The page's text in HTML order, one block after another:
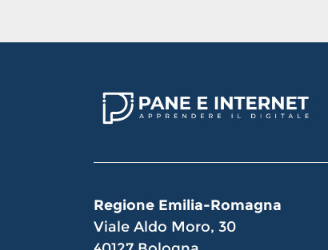
Regione Emilia-Romagna
Viale Aldo Moro, 30